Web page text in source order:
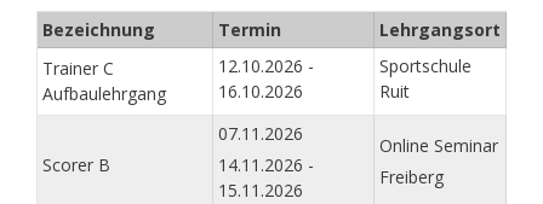
Bezeichnung Termin
Lehrgangsort
Trainer C
Aufbaulehrgang
12.10.2026 -
16.10.2026
Sportschule
Ruit
Scorer B
07.11.2026
14.11.2026 -
15.11.2026
Online Seminar
Freiberg